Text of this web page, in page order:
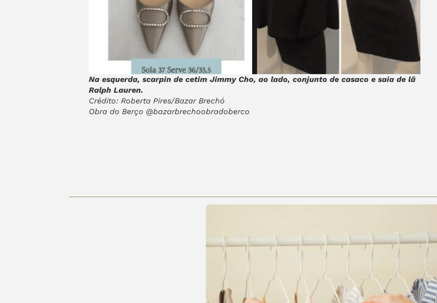
Na esquerda, scarpin de cetim Jimmy Cho, ao lado, conjunto de casaco e saia de lã
Ralph Lauren.
Crédito: Roberta Pires/Bazar Brechó
Obra do Berço @bazarbrechoobradoberco